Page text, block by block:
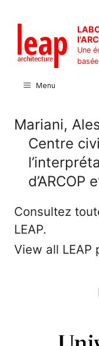
contenu
Une
Menu
Mariani,
Centre
d’ARCOP
Consultez
LEAP.
View all LEAP